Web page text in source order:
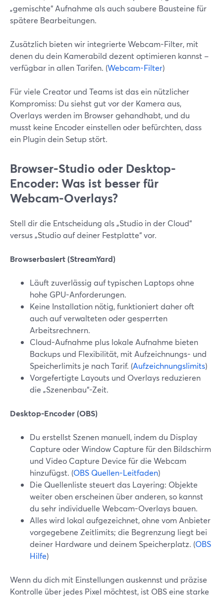
„gemischte“ Aufnahme als auch saubere Bausteine für
spätere Bearbeitungen.
Zusätzlich bieten wir integrierte Webcam-Filter, mit
denen du dein Kamerabild dezent optimieren kannst –
verfügbar in allen Tarifen. (Webcam-Filter)
Für viele Creator und Teams ist das ein nützlicher
Kompromiss: Du siehst gut vor der Kamera aus,
Overlays werden im Browser gehandhabt, und du
musst keine Encoder einstellen oder befürchten, dass
ein Plugin dein Setup stört.
Browser-Studio oder Desktop-
Encoder: Was ist besser für
Webcam-Overlays?
Stell dir die Entscheidung als „Studio in der Cloud“
versus „Studio auf deiner Festplatte“ vor.
Browserbasiert (StreamYard)
Läuft zuverlässig auf typischen Laptops ohne
hohe GPU-Anforderungen.
Keine Installation nötig, funktioniert daher oft
auch auf verwalteten oder gesperrten
Arbeitsrechnern.
Cloud-Aufnahme plus lokale Aufnahme bieten
Backups und Flexibilität, mit Aufzeichnungs- und
Speicherlimits je nach Tarif. (Aufzeichnungslimits)
Vorgefertigte Layouts und Overlays reduzieren
die „Szenenbau“-Zeit.
Desktop-Encoder (OBS)
Du erstellst Szenen manuell, indem du Display
Capture oder Window Capture für den Bildschirm
und Video Capture Device für die Webcam
hinzufügst. (OBS Quellen-Leitfaden)
Die Quellenliste steuert das Layering: Objekte
weiter oben erscheinen über anderen, so kannst
du sehr individuelle Webcam-Overlays bauen.
Alles wird lokal aufgezeichnet, ohne vom Anbieter
vorgegebene Zeitlimits; die Begrenzung liegt bei
deiner Hardware und deinem Speicherplatz. (OBS
Hilfe)
Wenn du dich mit Einstellungen auskennst und präzise
Kontrolle über jedes Pixel möchtest, ist OBS eine starke